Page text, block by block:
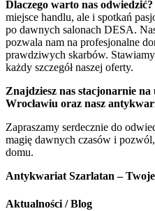
Dlaczego warto nas odwiedzić?
miejsce handlu, ale i spotkań
po dawnych salonach DESA.
pozwala nam na profesjonalne
prawdziwych skarbów.
każdy szczegół naszej oferty.
Znajdziesz nas stacjonarnie
Wrocławiu oraz nasz
Zapraszamy serdecznie do
magię dawnych czasów i
domu.
Antykwariat Szarlatan – Twoje
Aktualności / Blog